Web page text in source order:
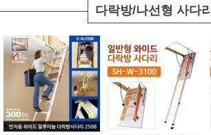
다락방/나선형 사다리